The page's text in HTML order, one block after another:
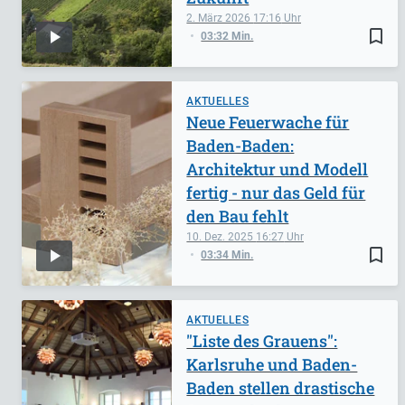
bookmark_border
2. März 2026 17:16
03:32 Min.
AKTUELLES
bookmark_border
10. Dez. 2025 16:27
03:34 Min.
Neue Feuerwache für
Baden-Baden:
Architektur und Modell
fertig - nur das Geld für
den Bau fehlt
AKTUELLES
"Liste des Grauens":
Karlsruhe und Baden-
Baden stellen drastische